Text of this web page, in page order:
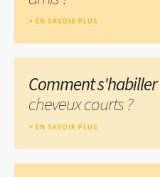
EN SAVOIR PLUS
Comment s'habiller
cheveux courts ?
EN SAVOIR PLUS